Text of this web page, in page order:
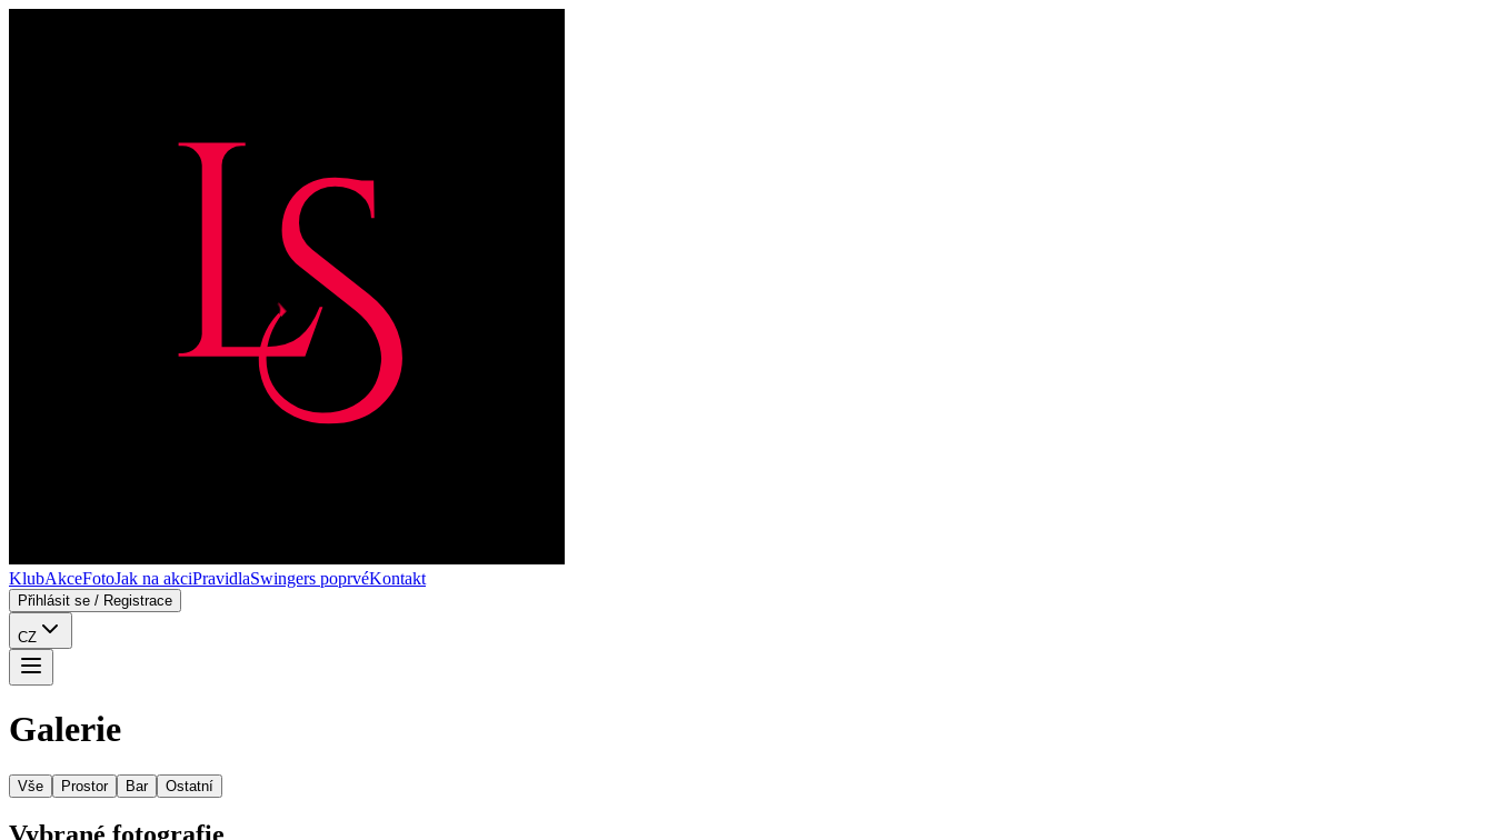
KlubAkceFotoJak na akciPravidlaSwingers poprvéKontakt
Přihlásit se / Registrace
CZ
Galerie
Vše Prostor Bar Ostatní
Vybrané fotografie